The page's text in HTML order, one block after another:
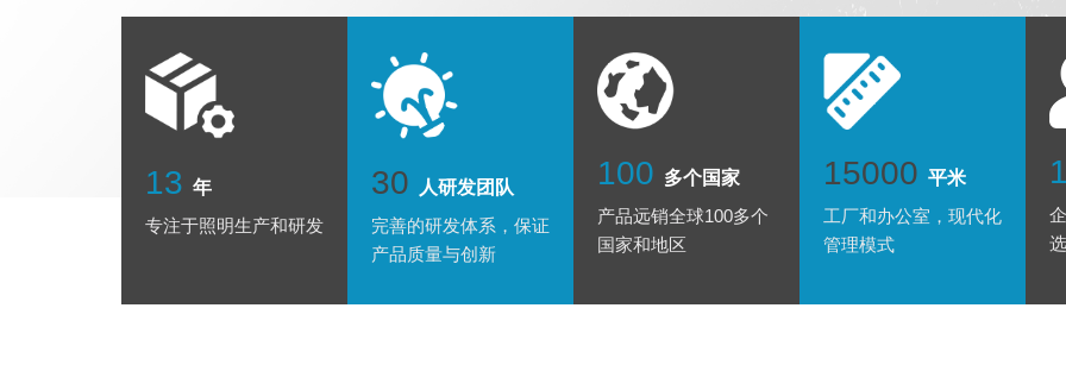
13 年
专注于照明生产和研发
30
人研发团队
完善的研发体系，保证
产品质量与创新
100 多个国家
产品远销全球100多个
国家和地区
15000 平米
工厂和办公室，现代化
管理模式